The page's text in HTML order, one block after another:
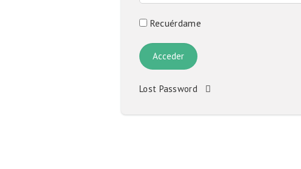
Recuérdame
Lost Password